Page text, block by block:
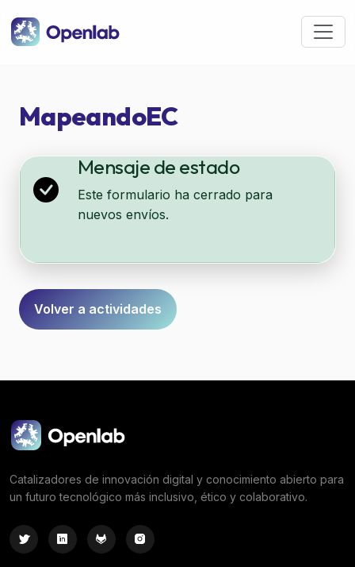
MapeandoEC
Formulario
Mensaje de estado
Este formulario ha cerrado para
nuevos envíos.
Volver a actividades
Catalizadores de innovación digital y conocimiento abierto para
un futuro tecnológico más inclusivo, ético y colaborativo.